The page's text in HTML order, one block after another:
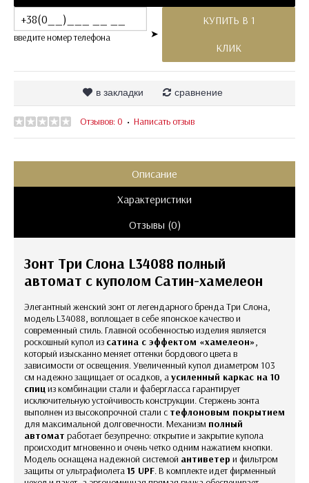
введите номер телефона ➤
КУПИТЬ В 1
КЛИК
в закладки сравнение
Отзывов: 0 • Написать отзыв
Описание
Характеристики
Отзывы (0)
Зонт Три Слона L34088 полный
автомат с куполом Сатин-хамелеон
Элегантный женский зонт от легендарного бренда Три Слона,
модель L34088, воплощает в себе японское качество и
современный стиль. Главной особенностью изделия является
роскошный купол из сатина с эффектом «хамелеон»,
который изысканно меняет оттенки бордового цвета в
зависимости от освещения. Увеличенный купол диаметром 103
см надежно защищает от осадков, аусиленный каркас на 10
спициз комбинации стали и фабергласса гарантирует
исключительную устойчивость конструкции. Стержень зонта
выполнен из высокопрочной стали с тефлоновым покрытием
для максимальной долговечности. Механизм полный
автомат работает безупречно: открытие и закрытие купола
происходит мгновенно и очень четко одним нажатием кнопки.
Модель оснащена надежной системой антиветер и фильтром
защиты от ультрафиолета15 UPF. В комплекте идет фирменный